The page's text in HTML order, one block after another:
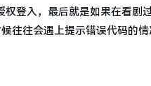
登入，最后就是如果在看剧
往往会遇上提示错误代码的情